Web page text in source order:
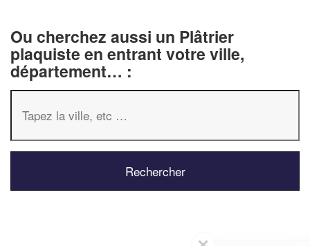
Ou cherchez aussi un Plâtrier
plaquiste en entrant votre ville,
département… :